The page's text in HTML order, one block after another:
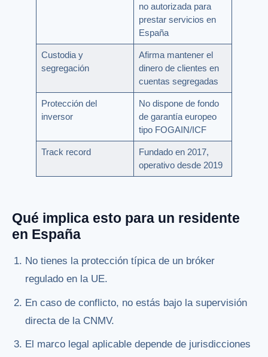
no autorizada para
prestar servicios en
España
Custodia y
segregación
Afirma mantener el
dinero de clientes en
cuentas segregadas
Protección del
inversor
No dispone de fondo
de garantía europeo
tipo FOGAIN/ICF
Track record
Fundado en 2017,
operativo desde 2019
Qué implica esto para un residente
en España
No tienes la protección típica de un bróker
regulado en la UE.
En caso de conflicto, no estás bajo la supervisión
directa de la CNMV.
El marco legal aplicable depende de jurisdicciones